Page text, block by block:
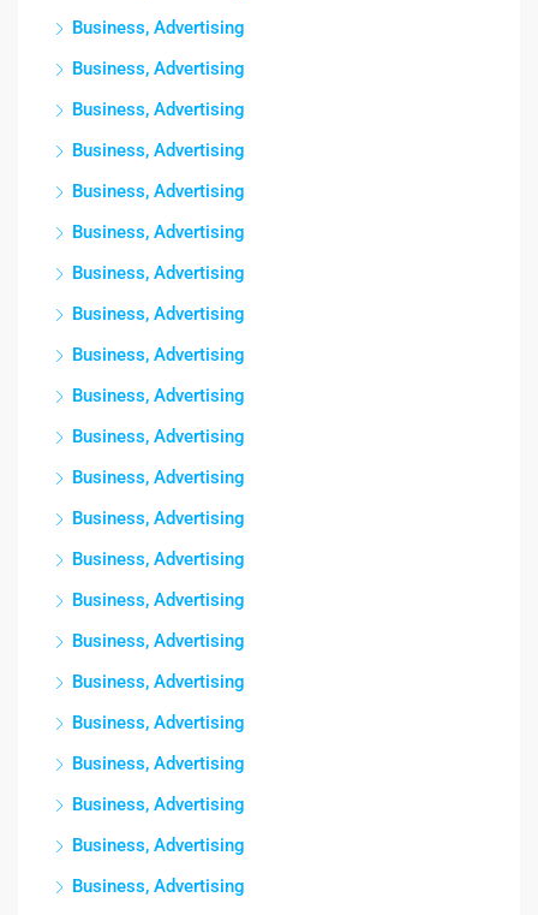
Business, Advertising
Business, Advertising
Business, Advertising
Business, Advertising
Business, Advertising
Business, Advertising
Business, Advertising
Business, Advertising
Business, Advertising
Business, Advertising
Business, Advertising
Business, Advertising
Business, Advertising
Business, Advertising
Business, Advertising
Business, Advertising
Business, Advertising
Business, Advertising
Business, Advertising
Business, Advertising
Business, Advertising
Business, Advertising